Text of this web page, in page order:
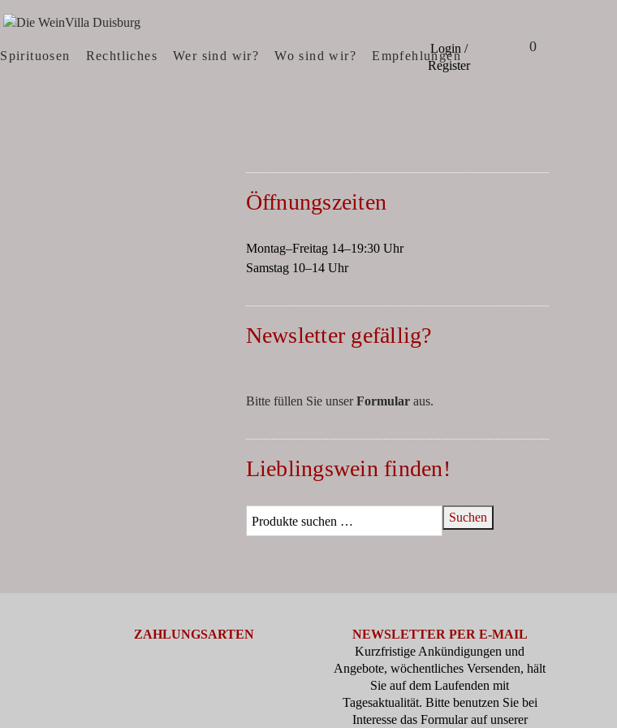
Login /
Register
0
Spirituosen Rechtliches Wer sind wir? Wo sind wir? Empfehlungen
Öffnungszeiten
Montag–Freitag 14–19:30 Uhr
Samstag 10–14 Uhr
Newsletter gefällig?
Bitte füllen Sie unserFormularaus.
Lieblingswein finden!
Suchen
ZAHLUNGSARTEN
NEWSLETTER PER E-MAIL
Kurzfristige Ankündigungen und
Angebote, wöchentliches Versenden, hält
Sie auf dem Laufenden mit
Tagesaktualität. Bitte benutzen Sie bei
Interesse das Formular auf unserer